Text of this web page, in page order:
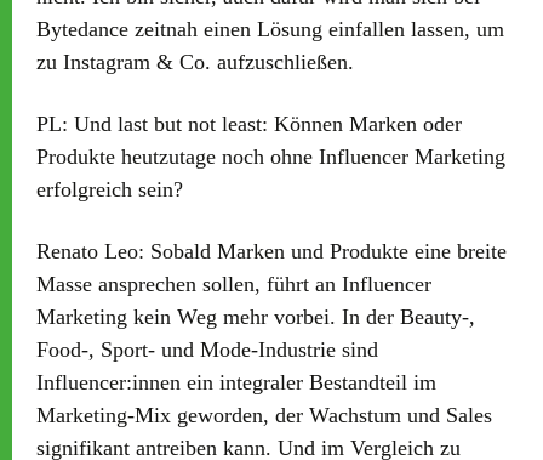
Bytedance zeitnah einen Lösung einfallen lassen, um
zu Instagram & Co. aufzuschließen.
PL: Und last but not least: Können Marken oder
Produkte heutzutage noch ohne Influencer Marketing
erfolgreich sein?
Renato Leo: Sobald Marken und Produkte eine breite
Masse ansprechen sollen, führt an Influencer
Marketing kein Weg mehr vorbei. In der Beauty-,
Food-, Sport- und Mode-Industrie sind
Influencer:innen ein integraler Bestandteil im
Marketing-Mix geworden, der Wachstum und Sales
signifikant antreiben kann. Und im Vergleich zu